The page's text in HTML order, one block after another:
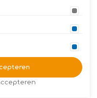
Algemene voorwaarden
Privacy verklaring